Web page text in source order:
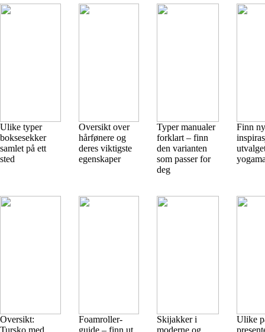
Ulike typer
boksesekker
samlet på ett
sted
Oversikt over
hårfønere og
deres viktigste
egenskaper
Typer manualer
forklart – finn
den varianten
som passer for
deg
Finn ny
Oversikt:
Tursko med
Foamroller-
guide – finn ut
Skijakker i
moderne og
Ulike